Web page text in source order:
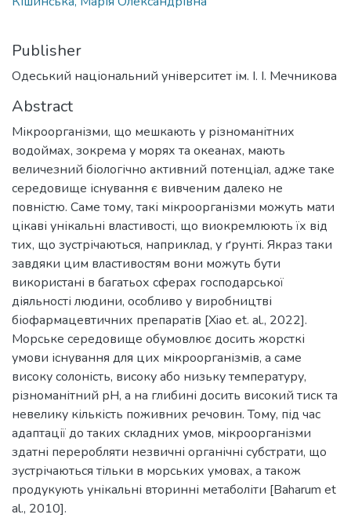
Publisher
Одеський національний університет ім. І. І. Мечникова
Abstract
Мікроорганізми, що мешкають у різноманітних
водоймах, зокрема у морях та океанах, мають
величезний біологічно активний потенціал, адже таке
середовище існування є вивченим далеко не
повністю. Саме тому, такі мікроорганізми можуть мати
цікаві унікальні властивості, що виокремлюють їх від
тих, що зустрічаються, наприклад, у ґрунті. Якраз таки
завдяки цим властивостям вони можуть бути
використані в багатьох сферах господарської
діяльності людини, особливо у виробництві
біофармацевтичних препаратів [Xiao et. al., 2022].
Морське середовище обумовлює досить жорсткі
умови існування для цих мікроорганізмів, а саме
високу солоність, високу або низьку температуру,
різноманітний рН, а на глибині досить високий тиск та
невелику кількість поживних речовин. Тому, під час
адаптації до таких складних умов, мікроорганізми
здатні переробляти незвичні органічні субстрати, що
зустрічаються тільки в морських умовах, а також
продукують унікальні вторинні метаболіти [Baharum et
al., 2010].